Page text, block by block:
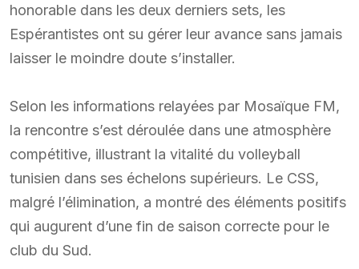
honorable dans les deux derniers sets, les
Espérantistes ont su gérer leur avance sans jamais
laisser le moindre doute s’installer.
Selon les informations relayées par Mosaïque FM,
la rencontre s’est déroulée dans une atmosphère
compétitive, illustrant la vitalité du volleyball
tunisien dans ses échelons supérieurs. Le CSS,
malgré l’élimination, a montré des éléments positifs
qui augurent d’une fin de saison correcte pour le
club du Sud.